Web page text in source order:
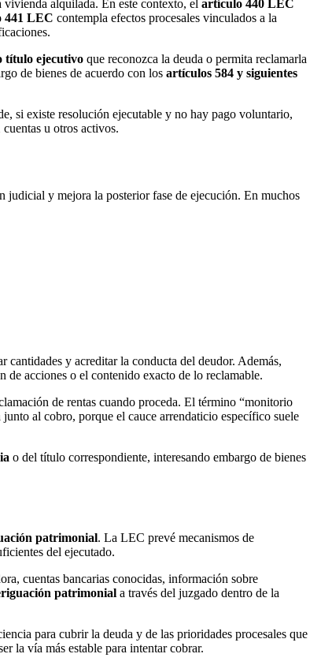
vivienda alquilada. En este contexto, el artículo 440 LEC
441 LEC contempla efectos procesales vinculados a la
título ejecutivo que reconozca la deuda o permita reclamarla
de bienes de acuerdo con los artículos 584 y siguientes
si existe resolución ejecutable y no hay pago voluntario,
u otros activos.
judicial y mejora la posterior fase de ejecución. En muchos
y acreditar la conducta del deudor. Además,
de acciones o el contenido exacto de lo reclamable.
de rentas cuando proceda. El término “monitorio
al cobro, porque el cauce arrendaticio específico suele
o del título correspondiente, interesando embargo de bienes
patrimonial. La LEC prevé mecanismos de
del ejecutado.
cuentas bancarias conocidas, información sobre
patrimonial a través del juzgado dentro de la
para cubrir la deuda y de las prioridades procesales que
la vía más estable para intentar cobrar.